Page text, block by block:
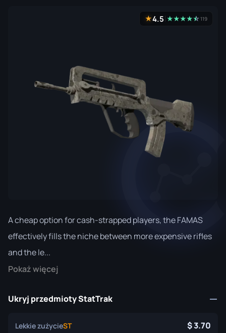
★4.5 ★★★★★
☆ 119
A cheap option for cash-strapped players, the FAMAS
effectively fills the niche between more expensive rifles
and the le...
Pokaż więcej
Ukryj przedmioty StatTrak
Lekkie zużycieST 3.70